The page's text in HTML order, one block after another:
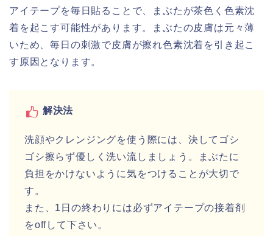
アイテープを毎日貼ることで、まぶたが茶色く色素沈
着を起こす可能性があります。まぶたの皮膚は元々薄
いため、毎日の刺激で皮膚が擦れ色素沈着を引き起こ
す原因となります。
解決法
洗顔やクレンジングを使う際には、決してゴシ
ゴシ擦らず優しく洗い流しましょう。まぶたに
負担をかけないように気をつけることが大切で
す。
また、1日の終わりには必ずアイテープの接着剤
をoffして下さい。